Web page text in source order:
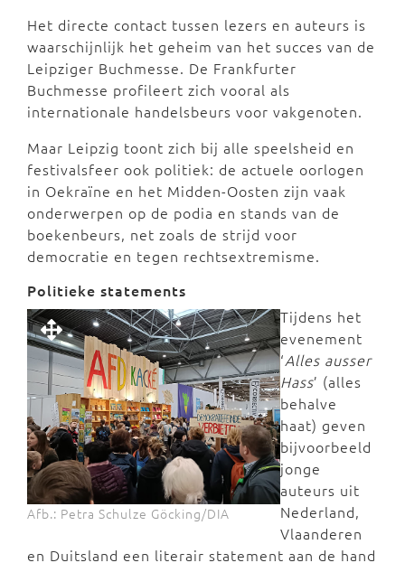
Het directe contact tussen lezers en auteurs is
waarschijnlijk het geheim van het succes van de
Leipziger Buchmesse. De Frankfurter
Buchmesse profileert zich vooral als
internationale handelsbeurs voor vakgenoten.
Maar Leipzig toont zich bij alle speelsheid en
festivalsfeer ook politiek: de actuele oorlogen
in Oekraïne en het Midden-Oosten zijn vaak
onderwerpen op de podia en stands van de
boekenbeurs, net zoals de strijd voor
democratie en tegen rechtsextremisme.
Politieke statements
Afb.: Petra Schulze Göcking/DIA
Tijdens het
evenement
‘Alles ausser
Hass’ (alles
behalve
haat) geven
bijvoorbeeld
jonge
auteurs uit
Nederland,
Vlaanderen
en Duitsland een literair statement aan de hand